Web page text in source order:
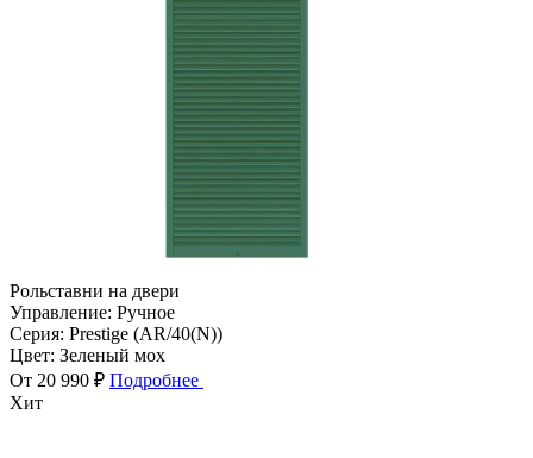
Рольставни на двери
Управление: Ручное
Серия: Prestige (AR/40(N))
Цвет: Зеленый мох
От 20 990 ₽ Подробнее
Хит